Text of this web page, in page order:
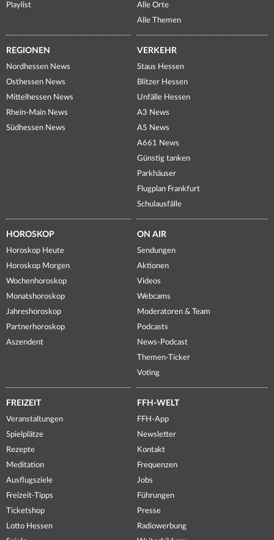
Playlist
Alle Orte
Alle Themen
REGIONEN
Nordhessen News
Osthessen News
Mittelhessen News
Rhein-Main News
Südhessen News
VERKEHR
Staus Hessen
Blitzer Hessen
Unfälle Hessen
A3 News
A5 News
A661 News
Günstig tanken
Parkhäuser
Flugplan Frankfurt
Schulausfälle
HOROSKOP
Horoskop Heute
Horoskop Morgen
Wochenhoroskop
Monatshoroskop
Jahreshoroskop
Partnerhoroskop
Aszendent
ON AIR
Sendungen
Aktionen
Videos
Webcams
Moderatoren & Team
Podcasts
News-Podcast
Themen-Ticker
Voting
FREIZEIT
Veranstaltungen
Spielplätze
Rezepte
Meditation
Ausflugsziele
Freizeit-Tipps
Ticketshop
Lotto Hessen
FFH-WELT
FFH-App
Newsletter
Kontakt
Frequenzen
Jobs
Führungen
Presse
Radiowerbung